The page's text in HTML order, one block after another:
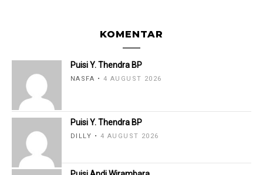
KOMENTAR
Puisi Y. Thendra BP
NASFA 4 AUGUST 2026
Puisi Y. Thendra BP
DILLY 4 AUGUST 2026